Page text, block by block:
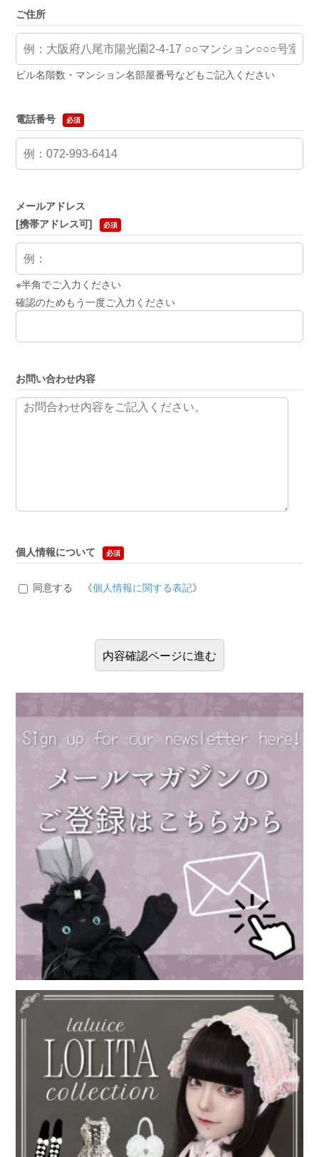
ご住所
ビル名階数・マンション名部屋番号などもご記入ください
電話番号 必須
メールアドレス
[携帯アドレス可]
必須
※半角でご入力ください
確認のためもう一度ご入力ください
お問い合わせ内容
個人情報について 必須
同意する 《個人情報に関する表記》